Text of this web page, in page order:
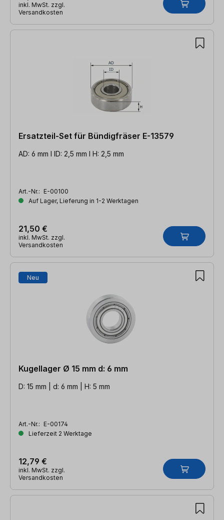
inkl. MwSt. zzgl.
Versandkosten
Ersatzteil-Set für Bündigfräser E-13579
AD: 6 mm l ID: 2,5 mm l H: 2,5 mm
Art.-Nr.: E-00100
Auf Lager, Lieferung in 1-2 Werktagen
21,50 €
inkl. MwSt. zzgl.
Versandkosten
Neu
Kugellager Ø 15 mm d: 6 mm
D: 15 mm | d: 6 mm | H: 5 mm
Art.-Nr.: E-00174
Lieferzeit 2 Werktage
12,79 €
inkl. MwSt. zzgl.
Versandkosten